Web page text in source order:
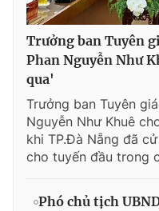
Trưởng ban Tuyên
Phan Nguyễn Như
qua'
Trưởng ban Tuyên
Nguyễn Như Khuê
khi TP.Đà Nẵng đã
cho tuyến đầu trong
Phó chủ tịch